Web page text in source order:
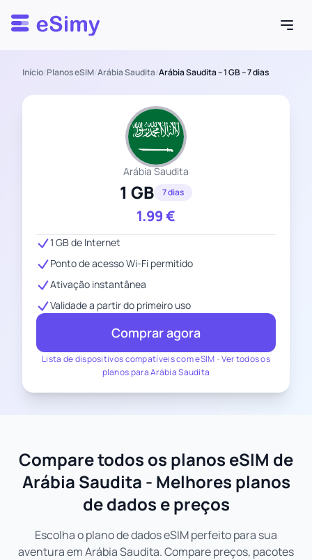
Esimy
Início/Planos eSIM/Arábia Saudita/Arábia Saudita – 1 GB – 7 dias
Arábia Saudita
1 GB 7 dias
1.99€
Lista de dispositivos compatíveis com eSIM -Ver todos os
planos para Arábia Saudita
1 GB de Internet
Ponto de acesso Wi-Fi permitido
Ativação instantânea
Validade a partir do primeiro uso
Comprar agora
Compare todos os planos eSIM de
Arábia Saudita - Melhores planos
de dados e preços
Escolha o plano de dados eSIM perfeito para sua
aventura em Arábia Saudita. Compare preços, pacotes